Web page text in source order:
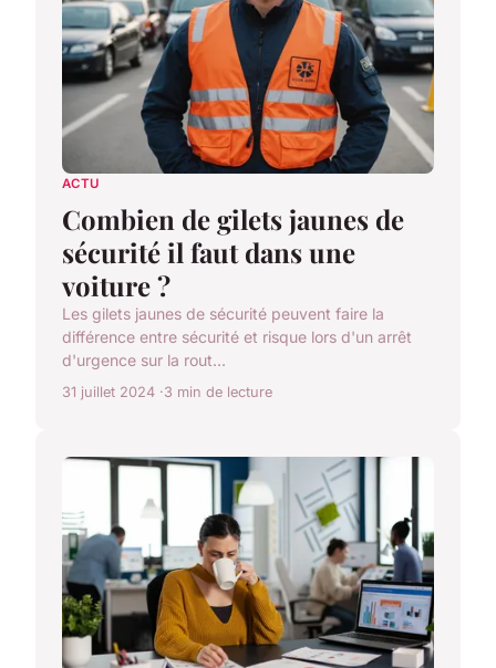
ACTU
Combien de gilets jaunes de
sécurité il faut dans une
voiture ?
Les gilets jaunes de sécurité peuvent faire la
différence entre sécurité et risque lors d'un arrêt
d'urgence sur la rout...
31 juillet 2024 3 min de lecture